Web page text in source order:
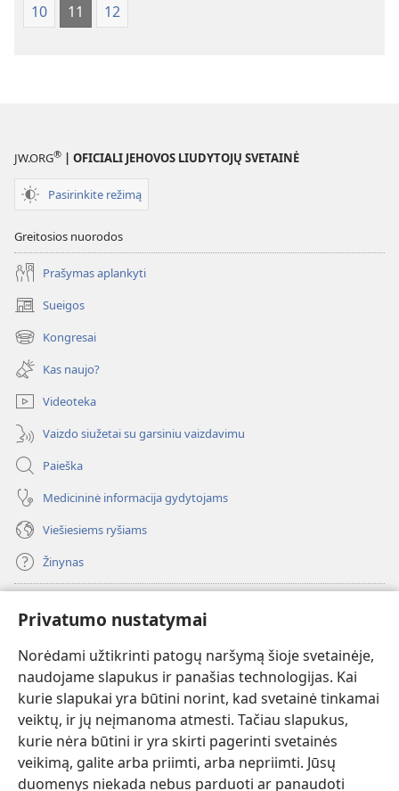
Privatumo nustatymai
Norėdami užtikrinti patogų naršymą šioje svetainėje,
naudojame slapukus ir panašias technologijas. Kai
kurie slapukai yra būtini norint, kad svetainė tinkamai
veiktų, ir jų neįmanoma atmesti. Tačiau slapukus,
kurie nėra būtini ir yra skirti pagerinti svetainės
veikimą, galite arba priimti, arba nepriimti. Jūsų
duomenys niekada nebus parduoti ar panaudoti
10
11 12
JW.ORG® | OFICIALI JEHOVOS LIUDYTOJŲ SVETAINĖ
Pasirinkite režimą
Greitosios nuorodos
Prašymas aplankyti
Sueigos
(atsiveria
naujas
langas)
Kongresai
(atsiveria
naujas
langas)
Kas naujo?
Videoteka
Vaizdo siužetai su garsiniu vaizdavimu
Paieška
Medicininė informacija gydytojams
Viešiesiems ryšiams
Žinynas
(atsiveria
naujas
langas)Sargybos bokšto INTERNETINĖ BIBLIOTEKA
(atsiveria
naujas
langas)JW Hub ®
(atsiveria
naujas
langas)JW Library
Watchtower Library